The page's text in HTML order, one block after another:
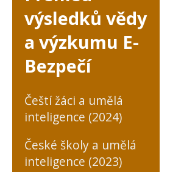
výsledků vědy
a výzkumu E-
Bezpečí
Čeští žáci a umělá
inteligence (2024)
České školy a umělá
inteligence (2023)